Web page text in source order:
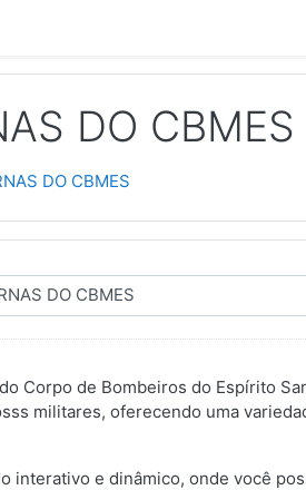
DO CBMES
DO CBMES
Corpo de Bombeiros do Espírito
militares, oferecendo uma
interativo e dinâmico, onde você